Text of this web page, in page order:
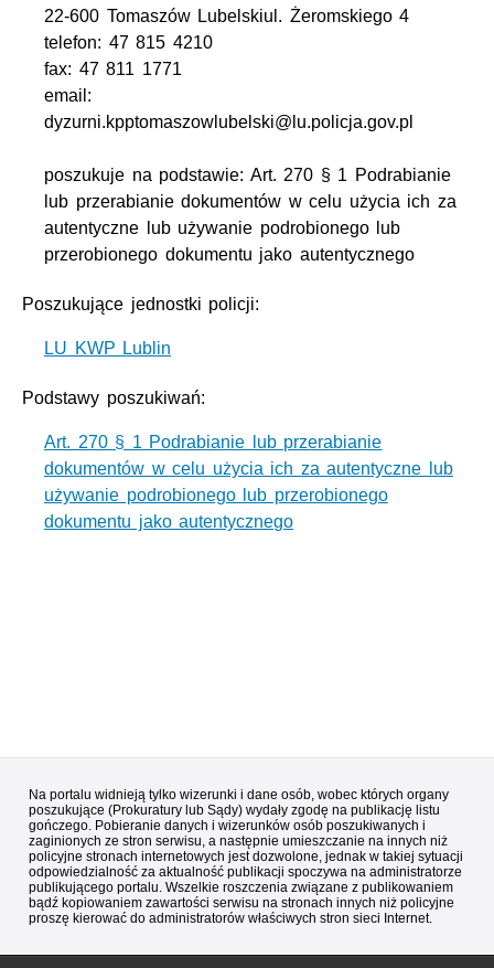
22-600 Tomaszów Lubelskiul. Żeromskiego 4
telefon: 47 815 4210
fax: 47 811 1771
email:
dyzurni.kpptomaszowlubelski@lu.policja.gov.pl
poszukuje na podstawie: Art. 270 § 1 Podrabianie
lub przerabianie dokumentów w celu użycia ich za
autentyczne lub używanie podrobionego lub
przerobionego dokumentu jako autentycznego
Poszukujące jednostki policji:
LU KWP Lublin
Podstawy poszukiwań:
Art. 270 § 1 Podrabianie lub przerabianie
dokumentów w celu użycia ich za autentyczne lub
używanie podrobionego lub przerobionego
dokumentu jako autentycznego
Na portalu widnieją tylko wizerunki i dane osób, wobec których organy
poszukujące (Prokuratury lub Sądy) wydały zgodę na publikację listu
gończego. Pobieranie danych i wizerunków osób poszukiwanych i
zaginionych ze stron serwisu, a następnie umieszczanie na innych niż
policyjne stronach internetowych jest dozwolone, jednak w takiej sytuacji
odpowiedzialność za aktualność publikacji spoczywa na administratorze
publikującego portalu. Wszelkie roszczenia związane z publikowaniem
bądź kopiowaniem zawartości serwisu na stronach innych niż policyjne
proszę kierować do administratorów właściwych stron sieci Internet.